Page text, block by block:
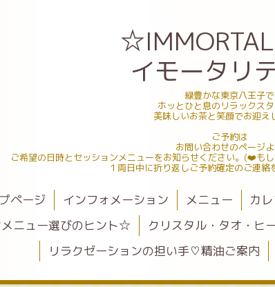
イモータリ
緑豊かな東京八王子で
ホッとひと息のリラックス
美味しいお茶と笑顔でお迎え
ご予約は
お問い合わせのページ
ご希望の日時とセッションメニューをお知らせください。(❤️も
１両日中に折り返しご予約確定のご連絡
ページ インフォメーション メニュー カ
ニュー選びのヒント☆
クリスタル・タオ・ヒ
リラクゼーションの担い手♡精油ご案内